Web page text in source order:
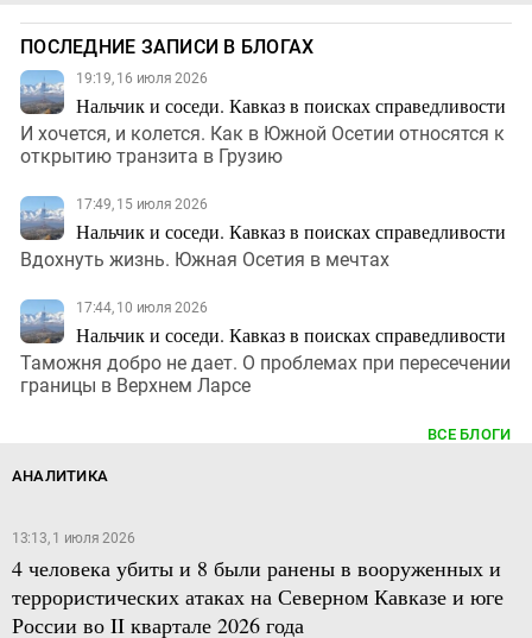
ПОСЛЕДНИЕ ЗАПИСИ В БЛОГАХ
19:19, 16 июля 2026
Нальчик и соседи. Кавказ в поисках справедливости
И хочется, и колется. Как в Южной Осетии относятся к
открытию транзита в Грузию
17:49, 15 июля 2026
Нальчик и соседи. Кавказ в поисках справедливости
Вдохнуть жизнь. Южная Осетия в мечтах
17:44, 10 июля 2026
Нальчик и соседи. Кавказ в поисках справедливости
Таможня добро не дает. О проблемах при пересечении
границы в Верхнем Ларсе
ВСЕ БЛОГИ
АНАЛИТИКА
13:13, 1 июля 2026
4 человека убиты и 8 были ранены в вооруженных и
террористических атаках на Северном Кавказе и юге
России во II квартале 2026 года